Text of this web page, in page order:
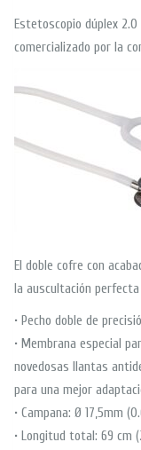
Estetoscopio dúplex
comercializado por la
El doble cofre con
la auscultación
• Pecho doble de
• Membrana especial
novedosas llantas
para una mejor
• Campana: Ø 17,5mm
• Longitud total: 69 cm